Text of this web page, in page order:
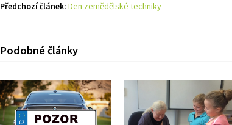
Předchozí článek: Den zemědělské techniky
Podobné články